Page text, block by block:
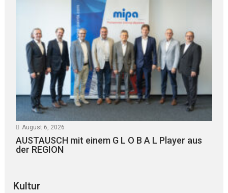
August 6, 2026
AUSTAUSCH mit einem G L O B A L Player aus
der REGION
Kultur